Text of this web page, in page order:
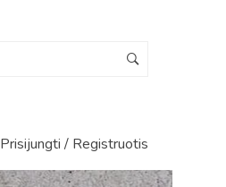
Prisijungti / Registruotis